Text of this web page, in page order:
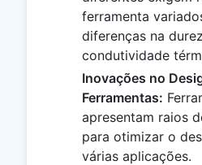
ferramenta
diferenças na
condutividade
Inovações no
Ferramentas:
apresentam raios
para otimizar o
várias aplicações.